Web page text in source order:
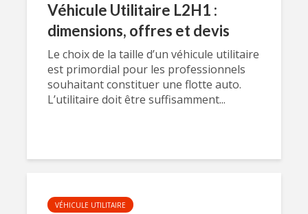
Véhicule Utilitaire L2H1 :
dimensions, offres et devis
Le choix de la taille d’un véhicule utilitaire
est primordial pour les professionnels
souhaitant constituer une flotte auto.
L’utilitaire doit être suffisamment...
VÉHICULE UTILITAIRE